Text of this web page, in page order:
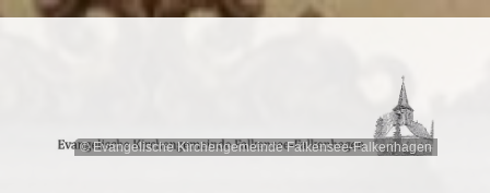
© Evangelische Kirchengemeinde Falkensee-Falkenhagen